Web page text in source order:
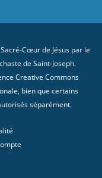
Cœur de Jésus par le
de Saint-Joseph.
Creative Commons
, bien que certains
séparément.